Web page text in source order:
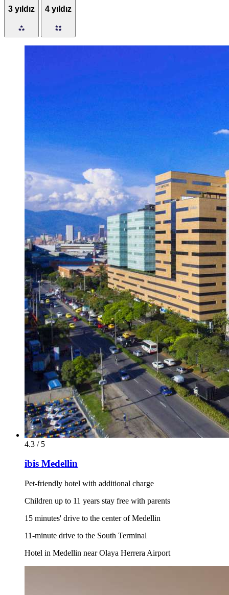
3 yıldız 4 yıldız
4.3 / 5
ibis Medellin
Pet-friendly hotel with additional charge
Children up to 11 years stay free with parents
15 minutes' drive to the center of Medellin
11-minute drive to the South Terminal
Hotel in Medellin near Olaya Herrera Airport